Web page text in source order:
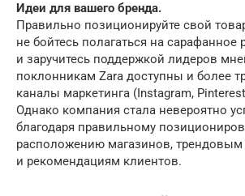
Идеи для вашего бренда.
Правильно позиционируйте свой
не бойтесь полагаться на сарафанное
и заручитесь поддержкой лидеров
поклонникам Zara доступны и более
каналы маркетинга (Instagram,
Однако компания стала невероятно
благодаря правильному
расположению магазинов, трендовым
и рекомендациям клиентов.